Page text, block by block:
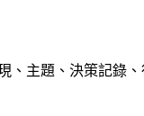
、主題、決策記錄